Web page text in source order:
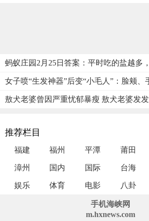
蚂蚁庄园2月25日答案：平时吃的盐越多
女子喷“生发神器”后变“小毛人”：脸颊、
敖犬老婆曾因严重忧郁暴瘦 敖犬老婆发发
推荐栏目
福建 福州 平潭 莆田
漳州 国内 国际 台海
娱乐 体育 电影 八卦
手机海峡网
m.hxnews.com